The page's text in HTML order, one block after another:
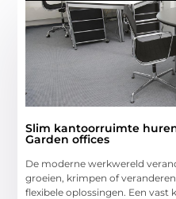
Slim kantoorruimte
Garden offices
De moderne werkwereld
groeien, krimpen of
flexibele oplossingen. Een